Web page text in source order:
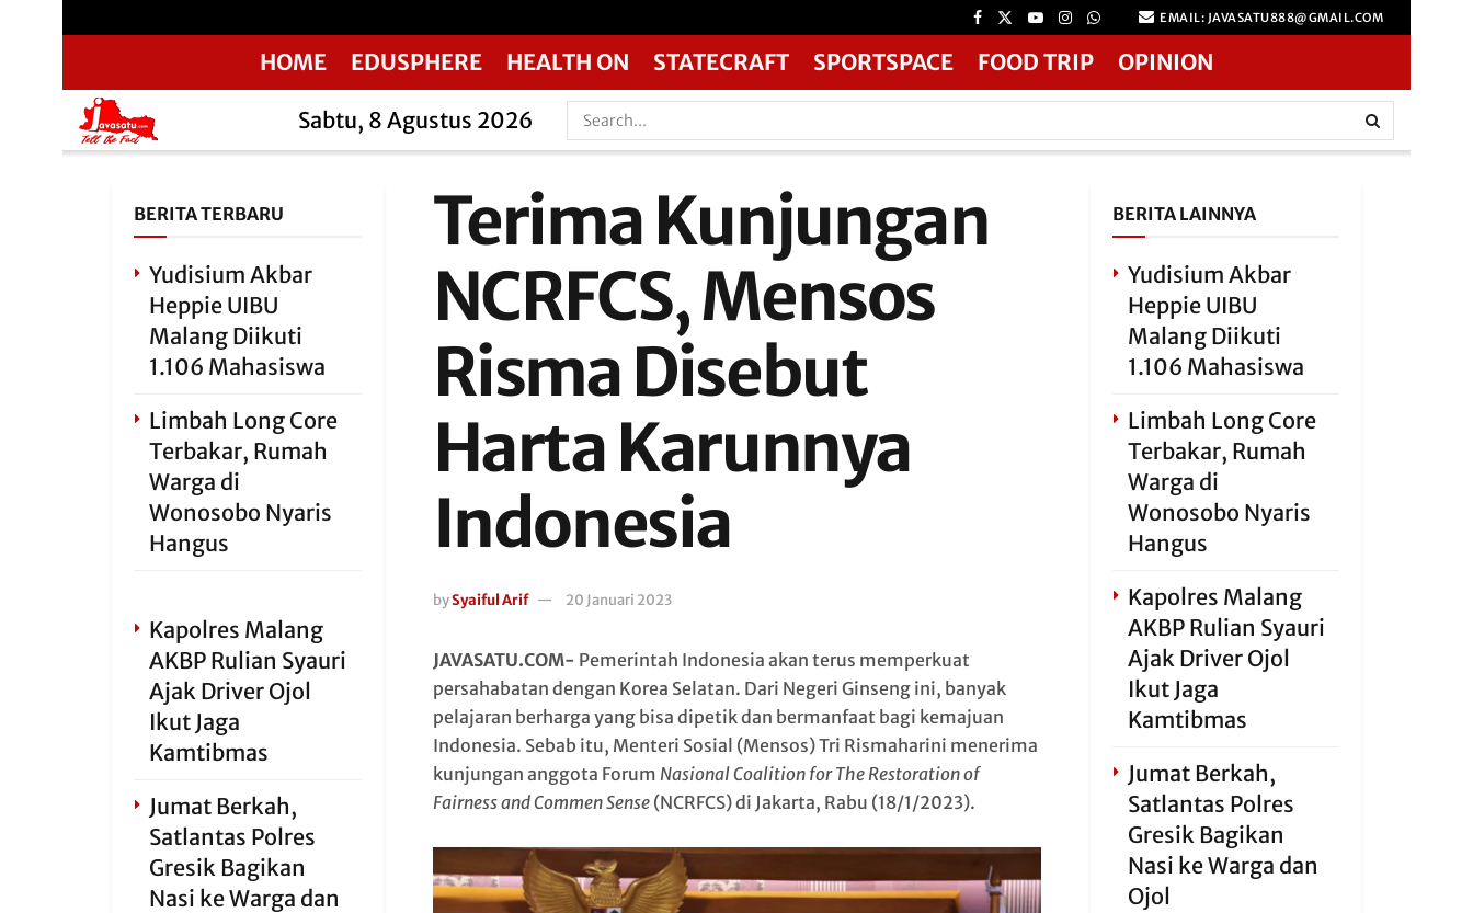
EMAIL: JAVASATU888@GMAIL.COM
HOME EDUSPHERE HEALTH ON STATECRAFT SPORTSPACE FOOD TRIP OPINION
Sabtu, 8 Agustus 2026
Terima Kunjungan
NCRFCS, Mensos
Risma Disebut
Harta Karunnya
Indonesia
bySyaiful Arif 20 Januari 2023
JAVASATU.COM- Pemerintah Indonesia akan terus memperkuat
persahabatan dengan Korea Selatan. Dari Negeri Ginseng ini, banyak
pelajaran berharga yang bisa dipetik dan bermanfaat bagi kemajuan
Indonesia. Sebab itu, Menteri Sosial (Mensos) Tri Rismaharini menerima
kunjungan anggota Forum Nasional Coalition for The Restoration of
Fairness and Commen Sense(NCRFCS) di Jakarta, Rabu (18/1/2023).
BERITA TERBARU
Yudisium Akbar
Heppie UIBU
Malang Diikuti
1.106 Mahasiswa
Limbah Long Core
Terbakar, Rumah
Warga di
Wonosobo Nyaris
Hangus
Kapolres Malang
AKBP Rulian Syauri
Ajak Driver Ojol
Ikut Jaga
Kamtibmas
Jumat Berkah,
Satlantas Polres
Gresik Bagikan
Nasi ke Warga dan
BERITA LAINNYA
Yudisium Akbar
Heppie UIBU
Malang Diikuti
1.106 Mahasiswa
Limbah Long Core
Terbakar, Rumah
Warga di
Wonosobo Nyaris
Hangus
Kapolres Malang
AKBP Rulian Syauri
Ajak Driver Ojol
Ikut Jaga
Kamtibmas
Jumat Berkah,
Satlantas Polres
Gresik Bagikan
Nasi ke Warga dan
Ojol